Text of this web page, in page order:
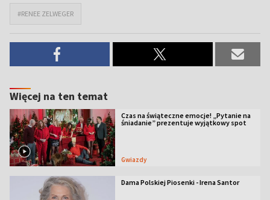
#RENEE ZELWEGER
Więcej na ten temat
Czas na świąteczne emocje! „Pytanie na
śniadanie” prezentuje wyjątkowy spot
Gwiazdy
Dama Polskiej Piosenki - Irena Santor